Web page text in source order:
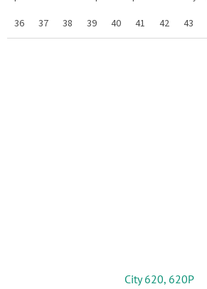
36
37 38 39 40 41 42 43
City 620, 620P